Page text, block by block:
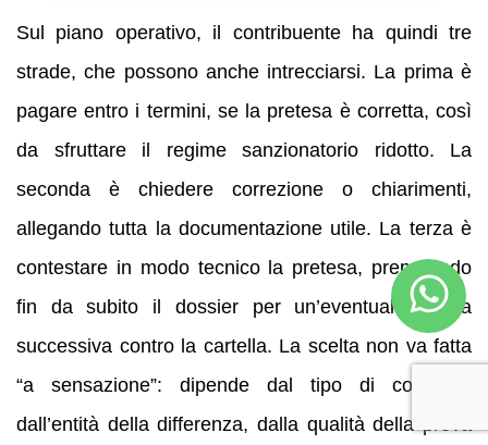
Sul piano operativo, il contribuente ha quindi tre
strade, che possono anche intrecciarsi. La prima è
pagare entro i termini, se la pretesa è corretta, così
da sfruttare il regime sanzionatorio ridotto. La
seconda è chiedere correzione o chiarimenti,
allegando tutta la documentazione utile. La terza è
contestare in modo tecnico la pretesa, preparando
fin da subito il dossier per un’eventuale difesa
successiva contro la cartella. La scelta non va fatta
“a sensazione”: dipende dal tipo di controllo,
dall’entità della differenza, dalla qualità della prova